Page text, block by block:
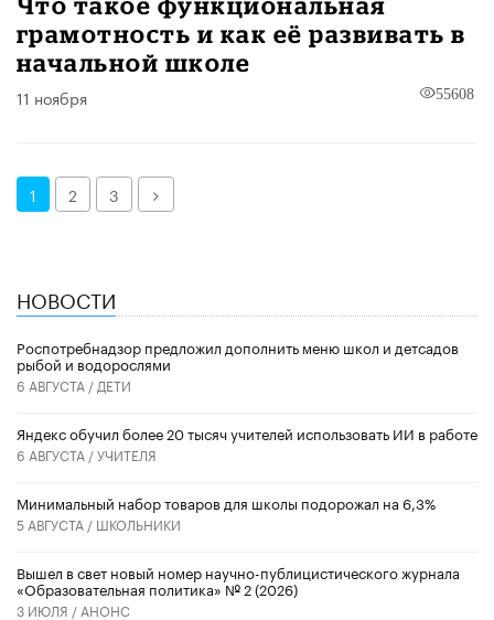
грамотность и как её развивать в
начальной школе
11 ноября 55608
1 2 3 Далее
НОВОСТИ
Роспотребнадзор предложил дополнить меню школ и детсадов
рыбой и водорослями
6 АВГУСТА / ДЕТИ
​Яндекс обучил более 20 тысяч учителей использовать ИИ в работе
6 АВГУСТА /УЧИТЕЛЯ
Минимальный набор товаров для школы подорожал на 6,3%
5 АВГУСТА / ШКОЛЬНИКИ
Вышел в свет новый номер научно-публицистического журнала
«Образовательная политика» № 2 (2026)
3 ИЮЛЯ / АНОНС